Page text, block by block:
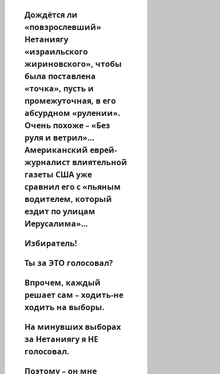
Дождётся ли
«повзрослевший»
Нетаниягу
«израильского
жириновского», чтобы
была поставлена
«точка», пусть и
промежуточная, в его
абсурдном «рулении».
Очень похоже – «Без
руля и ветрил»…
Американский еврей-
журналист влиятельной
газеты США уже
сравнил его с «пьяным
водителем, который
ездит по улицам
Иерусалима»…
Избиратель!
Ты за ЭТО голосовал?
Впрочем, каждый
решает сам – ходить-не
ходить на выборы.
На минувших выборах
за Нетаниягу я НЕ
голосовал.
Поэтому – он мне